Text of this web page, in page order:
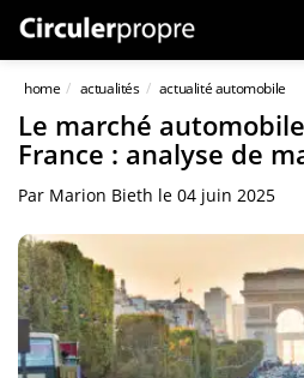
home actualités actualité automobile
Le marché
France : analyse de
Par Marion Bieth le 04 juin 2025